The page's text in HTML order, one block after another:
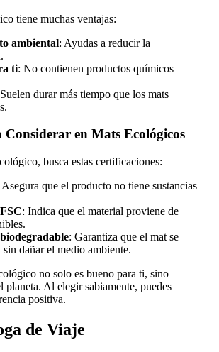
tiene muchas ventajas:
ambiental: Ayudas a reducir la
ti: No contienen productos químicos
durar más tiempo que los mats
Considerar en Mats Ecológicos
busca estas certificaciones:
Asegura que el producto no tiene sustancias
: Indica que el material proviene de
: Garantiza que el mat se
sin dañar el medio ambiente.
no solo es bueno para ti, sino
planeta. Al elegir sabiamente, puedes
positiva.
de Viaje